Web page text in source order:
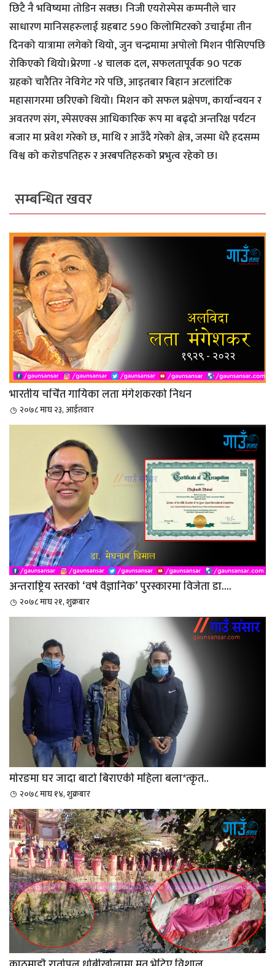
छिटै नै भविष्यमा तोडिन सक्छ। निजी एयरोस्पेस कम्पनीले चार
साधारण मानिसहरुलाई ग्रहबाट 590 किलोमिटरको उचाईमा तीन
दिनको यात्रामा लगेको थियो, जुन चन्द्रमामा अपोलो मिशन पीसिएपछि
रोकिएको थियो।प्रेरणा -४ चालक दल, सफलतापूर्वक 90 पटक
ग्रहको चारैतिर नेविगेट गरे पछि, आइतबार बिहान अटलांटिक
महासागरमा छरिएको थियो। मिशन को सफल प्रक्षेपण, कार्यान्वयन र
अवतरण संग, स्पेसएक्स आधिकारिक रूप मा बढ्दो अन्तरिक्ष पर्यटन
बजार मा प्रवेश गरेको छ, माथि र आउँदै गरेको क्षेत्र, जस्मा धेरै हदसम्म
विश्व को करोडपतिहरु र अरबपतिहरुको प्रभुत्व रहेको छ।
सम्बन्धित खवर
भारतीय चर्चित गायिका लता मंगेशकरको निधन
२०७८ माघ २३, आईतवार
अन्तराष्ट्रिय स्तरको ‘वर्ष वैज्ञानिक’ पुरस्कारमा विजेता डा....
२०७८ माघ २१, शुक्रबार
मोरङमा घर जादा बाटो बिराएकी महिला बला*त्कृत..
२०७८ माघ १४, शुक्रबार